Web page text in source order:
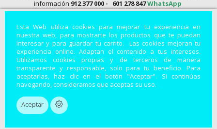
Esta Web utiliza cookies para mejorar tu experiencia en
nuestra web, para mostrarte los productos que te puedan
interesar y para guardar tu carrito. Las cookies mejoran tu
experiencia online. Adaptan el contenido a tus intereses.
Utilizamos cookies propias y de terceros de manera
transparente y responsable, solo para tu beneficio. Para
aceptarlas, haz clic en el botón "Aceptar". Si continúas
navegando, consideramos que aceptas su uso.
Aceptar
información 912 377 000 - 601 278 847WhatsApp
Distancia, Conexiones, alimentadores, Baterías, Pilas,
Aparatos de Medida, Soldadores, Hdmi, Tester, Cargadores,
Componentes, Fuentes de Alimentación, Teléfonos,
Accesorios para Smartphones, Informática, Cámaras de
Vigilancia, Instrumentos de Medida, Baterías por Encargo,
Módulos, Accesorios para Fotografía, Repuestos de
Electrodomésticos, Leds, Soportes para Televisión..